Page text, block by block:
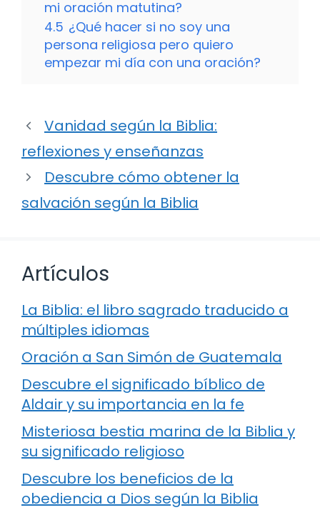
mi oración matutina?
4.5 ¿Qué hacer si no soy una
persona religiosa pero quiero
empezar mi día con una oración?
Vanidad según la Biblia:
reflexiones y enseñanzas
Descubre cómo obtener la
salvación según la Biblia
Artículos
La Biblia: el libro sagrado traducido a
múltiples idiomas
Oración a San Simón de Guatemala
Descubre el significado bíblico de
Aldair y su importancia en la fe
Misteriosa bestia marina de la Biblia y
su significado religioso
Descubre los beneficios de la
obediencia a Dios según la Biblia